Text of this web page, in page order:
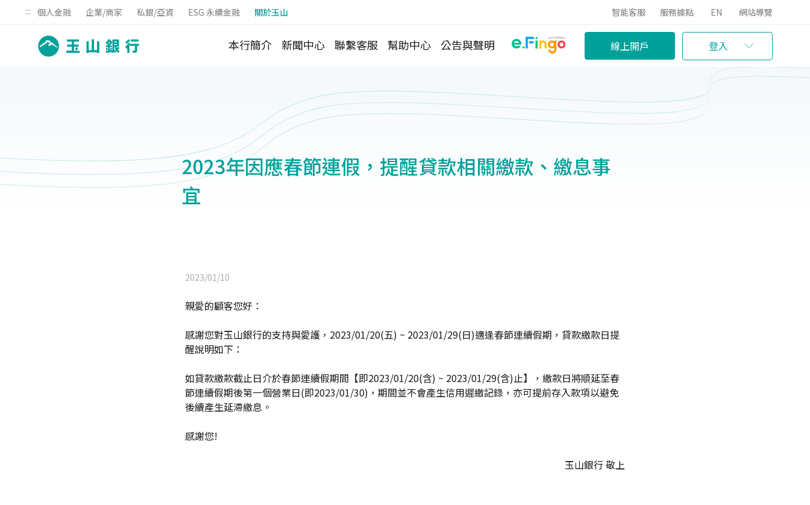
::: 個人金融 企業/商家 私銀/亞資 ESG 永續金融 關於玉山 智能客服 服務據點 EN 網站導覽
本行簡介 新聞中心 聯繫客服 幫助中心 公告與聲明 線上開戶 登入
2023年因應春節連假，提醒貸款相關繳款、繳息事
宜
2023/01/10
親愛的顧客您好：
感謝您對玉山銀行的支持與愛護，2023/01/20(五) ~ 2023/01/29(日)適逢春節連續假期，貸款繳款日提
醒說明如下：
如貸款繳款截止日介於春節連續假期間【即2023/01/20(含) ~ 2023/01/29(含)止】，繳款日將順延至春
節連續假期後第一個營業日(即2023/01/30)，期間並不會產生信用遲繳記錄，亦可提前存入款項以避免
後續產生延滯繳息。
感謝您!
玉山銀行 敬上